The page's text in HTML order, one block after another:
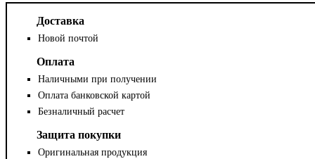
Доставка
Новой почтой
Оплата
Наличными при получении
Оплата банковской картой
Безналичный расчет
Защита покупки
Оригинальная продукция